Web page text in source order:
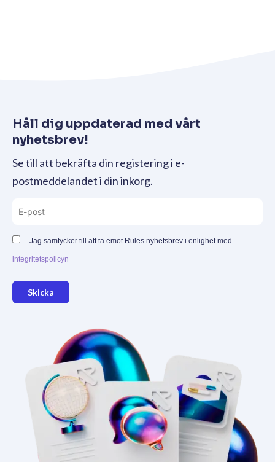
Håll dig uppdaterad med vårt
nyhetsbrev!
Se till att bekräfta din registering i e-
postmeddelandet i din inkorg.
Jag samtycker till att ta emot Rules nyhetsbrev i enlighet med
integritetspolicyn
Skicka